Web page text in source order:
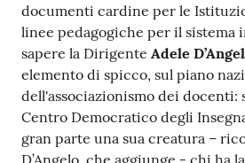
documenti cardine per le
linee pedagogiche per il sistema
sapere la Dirigente Adele
elemento di spicco, sul piano
dell'associazionismo dei docenti:
Centro Democratico degli
gran parte una sua creatura –